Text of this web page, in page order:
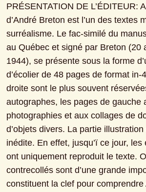
PRÉSENTATION DE L’ÉDITEUR:
d’André Breton est l’un des textes
surréalisme. Le fac-similé du
au Québec et signé par Breton (20
1944), se présente sous la forme
d’écolier de 48 pages de format in-
droite sont le plus souvent
autographes, les pages de gauche
photographies et aux collages de
d’objets divers. La partie
inédite. En effet, jusqu’ï ce jour,
ont uniquement reproduit le texte.
contrecollés sont d’une grande
constituent la clef pour